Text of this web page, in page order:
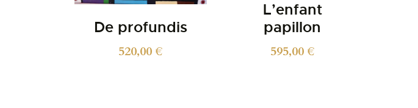
De profundis
520,00€
L’enfant
papillon
595,00€